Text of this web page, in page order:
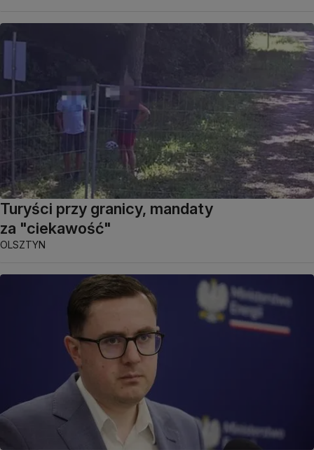
Turyści przy granicy, mandaty
za "ciekawość"
OLSZTYN